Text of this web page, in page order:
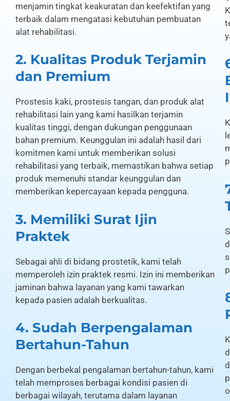
menjamin tingkat keakuratan dan keefektifan yang
terbaik dalam mengatasi kebutuhan pembuatan
alat rehabilitasi.
2. Kualitas Produk Terjamin
dan Premium
Prostesis kaki, prostesis tangan, dan produk alat
rehabilitasi lain yang kami hasilkan terjamin
kualitas tinggi, dengan dukungan penggunaan
bahan premium. Keunggulan ini adalah hasil dari
komitmen kami untuk memberikan solusi
rehabilitasi yang terbaik, memastikan bahwa setiap
produk memenuhi standar keunggulan dan
memberikan kepercayaan kepada pengguna.
3. Memiliki Surat Ijin
Praktek
Sebagai ahli di bidang prostetik, kami telah
memperoleh izin praktek resmi. Izin ini memberikan
jaminan bahwa layanan yang kami tawarkan
kepada pasien adalah berkualitas.
4. Sudah Berpengalaman
Bertahun-Tahun
Dengan berbekal pengalaman bertahun-tahun, kami
telah memproses berbagai kondisi pasien di
berbagai wilayah, terutama dalam layanan